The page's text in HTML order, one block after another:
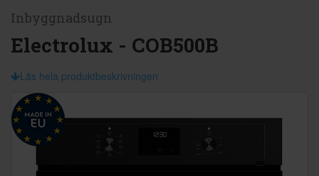
Inbyggnadsugn
Electrolux - COB500B
Läs hela produktbeskrivningen